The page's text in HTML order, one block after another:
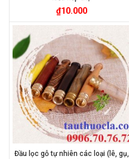
₫10.000
Đầu lọc gỗ tự nhiên các loại (lê, gụ,